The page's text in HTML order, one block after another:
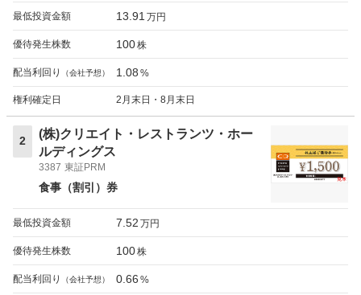
最低投資金額 13.91 万円
優待発生株数 100株
配当利回り （会社予想） 1.08 %
権利確定日 2月末日・8月末日
2
(株)クリエイト・レストランツ・ホー
ルディングス
3387 東証PRM
食事（割引）券
最低投資金額 7.52 万円
優待発生株数 100株
配当利回り （会社予想） 0.66 %